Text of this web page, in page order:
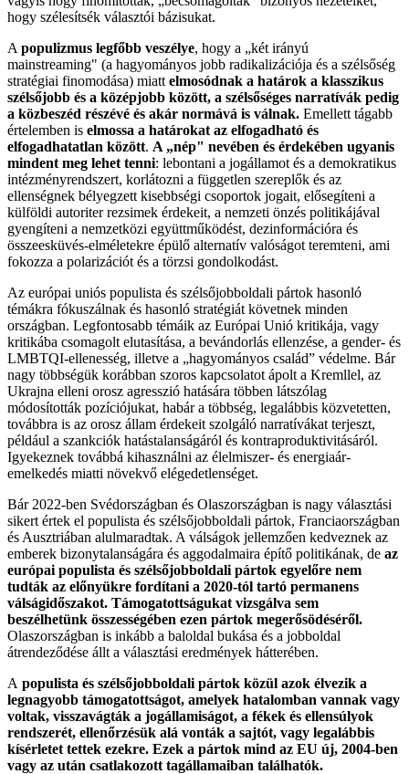
hogy szélesítsék választói bázisukat.
A populizmus legfőbb veszélye, hogy a „két irányú
mainstreaming" (a hagyományos jobb radikalizációja és a szélsőség
stratégiai finomodása) miatt elmosódnak a határok a klasszikus
szélsőjobb és a középjobb között, a szélsőséges narratívák pedig
a közbeszéd részévé és akár normává is válnak. Emellett tágabb
értelemben is elmossa a határokat az elfogadható és
elfogadhatatlan között. A „nép" nevében és érdekében ugyanis
mindent meg lehet tenni: lebontani a jogállamot és a demokratikus
intézményrendszert, korlátozni a független szereplők és az
ellenségnek bélyegzett kisebbségi csoportok jogait, elősegíteni a
külföldi autoriter rezsimek érdekeit, a nemzeti önzés politikájával
gyengíteni a nemzetközi együttműködést, dezinformációra és
összeesküvés-elméletekre épülő alternatív valóságot teremteni, ami
fokozza a polarizációt és a törzsi gondolkodást.
Az európai uniós populista és szélsőjobboldali pártok hasonló
témákra fókuszálnak és hasonló stratégiát követnek minden
országban. Legfontosabb témáik az Európai Unió kritikája, vagy
kritikába csomagolt elutasítása, a bevándorlás ellenzése, a gender- és
LMBTQI-ellenesség, illetve a „hagyományos család” védelme. Bár
nagy többségük korábban szoros kapcsolatot ápolt a Kremllel, az
Ukrajna elleni orosz agresszió hatására többen látszólag
módosították pozíciójukat, habár a többség, legalábbis közvetetten,
továbbra is az orosz állam érdekeit szolgáló narratívákat terjeszt,
például a szankciók hatástalanságáról és kontraproduktivitásáról.
Igyekeznek továbbá kihasználni az élelmiszer- és energiaár-
emelkedés miatti növekvő elégedetlenséget.
Bár 2022-ben Svédországban és Olaszországban is nagy választási
sikert értek el populista és szélsőjobboldali pártok, Franciaországban
és Ausztriában alulmaradtak. A válságok jellemzően kedveznek az
emberek bizonytalanságára és aggodalmaira építő politikának, de az
európai populista és szélsőjobboldali pártok egyelőre nem
tudták az előnyükre fordítani a 2020-tól tartó permanens
válságidőszakot. Támogatottságukat vizsgálva sem
beszélhetünk összességében ezen pártok megerősödéséről.
Olaszországban is inkább a baloldal bukása és a jobboldal
átrendeződése állt a választási eredmények hátterében.
A populista és szélsőjobboldali pártok közül azok élvezik a
legnagyobb támogatottságot, amelyek hatalomban vannak vagy
voltak, visszavágták a jogállamiságot, a fékek és ellensúlyok
rendszerét, ellenőrzésük alá vonták a sajtót, vagy legalábbis
kísérletet tettek ezekre. Ezek a pártok mind az EU új, 2004-ben
vagy az után csatlakozott tagállamaiban találhatók.